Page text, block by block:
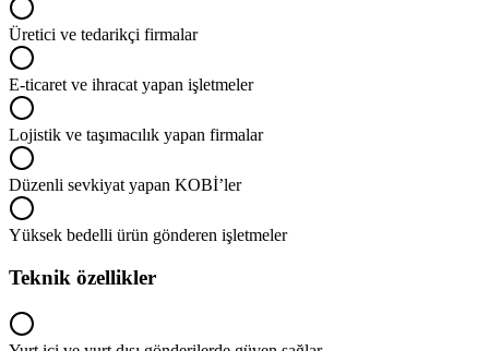
Üretici ve tedarikçi firmalar
E-ticaret ve ihracat yapan işletmeler
Lojistik ve taşımacılık yapan firmalar
Düzenli sevkiyat yapan KOBİ’ler
Yüksek bedelli ürün gönderen işletmeler
Teknik özellikler